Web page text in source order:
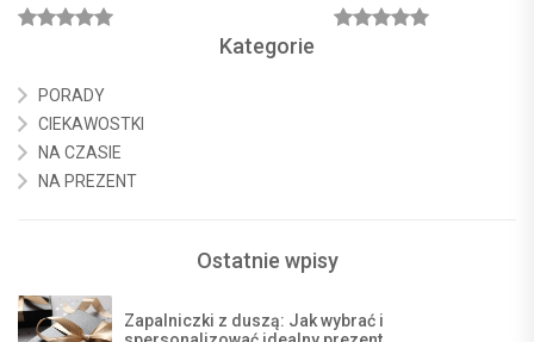
Kategorie
PORADY
CIEKAWOSTKI
NA CZASIE
NA PREZENT
Ostatnie wpisy
Zapalniczki z duszą: Jak wybrać i